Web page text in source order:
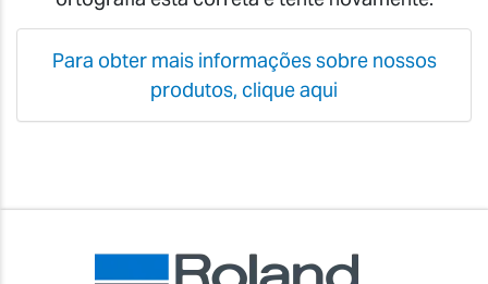
Para obter mais informações sobre nossos
produtos, clique aqui